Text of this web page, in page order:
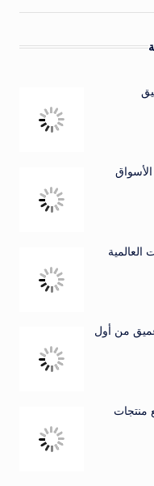
من أول
منتجات